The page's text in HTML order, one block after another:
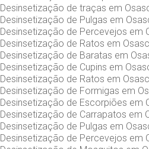
Desinsetização de traças em
Desinsetização de Pulgas em
Desinsetização de Percevejos em
Desinsetização de Ratos em
Desinsetização de Baratas em
Desinsetização de Cupins em
Desinsetização de Ratos em
Desinsetização de Formigas em
Desinsetização de Escorpiões em
Desinsetização de Carrapatos em
Desinsetização de Pulgas em
Desinsetização de Percevejos em